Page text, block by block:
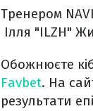
Тренером
Ілля "ILZH"
Обожнюєте
Favbet. На
результати